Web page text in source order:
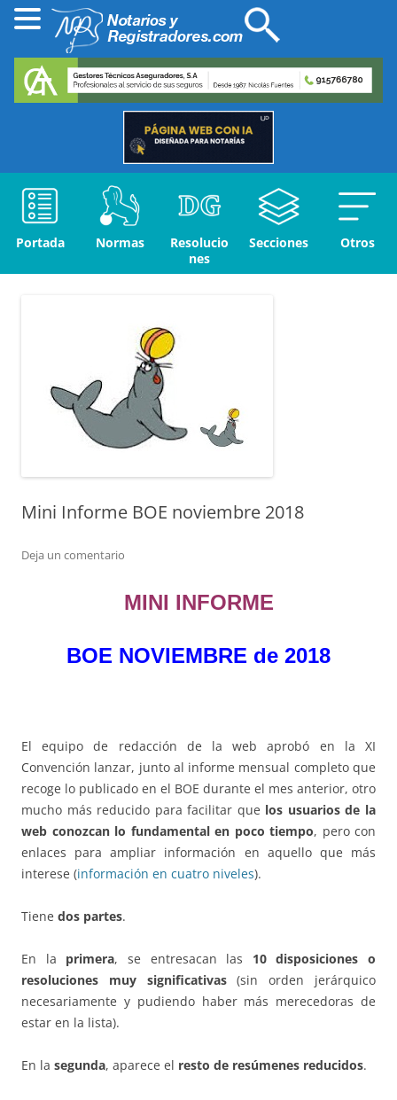
Portada Normas
Resolucio
nes
Secciones Otros
Mini Informe BOE noviembre 2018
Deja un comentario
MINI INFORME
BOE NOVIEMBRE de 2018
El equipo de redacción de la web aprobó en la XI
Convención lanzar, junto al informe mensual completo que
recoge lo publicado en el BOE durante el mes anterior, otro
mucho más reducido para facilitar que los usuarios de la
web conozcan lo fundamental en poco tiempo, pero con
enlaces para ampliar información en aquello que más
interese (información en cuatro niveles).
Tiene dos partes.
En la primera, se entresacan las 10 disposiciones o
resoluciones muy significativas(sin orden jerárquico
necesariamente y pudiendo haber más merecedoras de
estar en la lista).
En la segunda, aparece el resto de resúmenes reducidos.